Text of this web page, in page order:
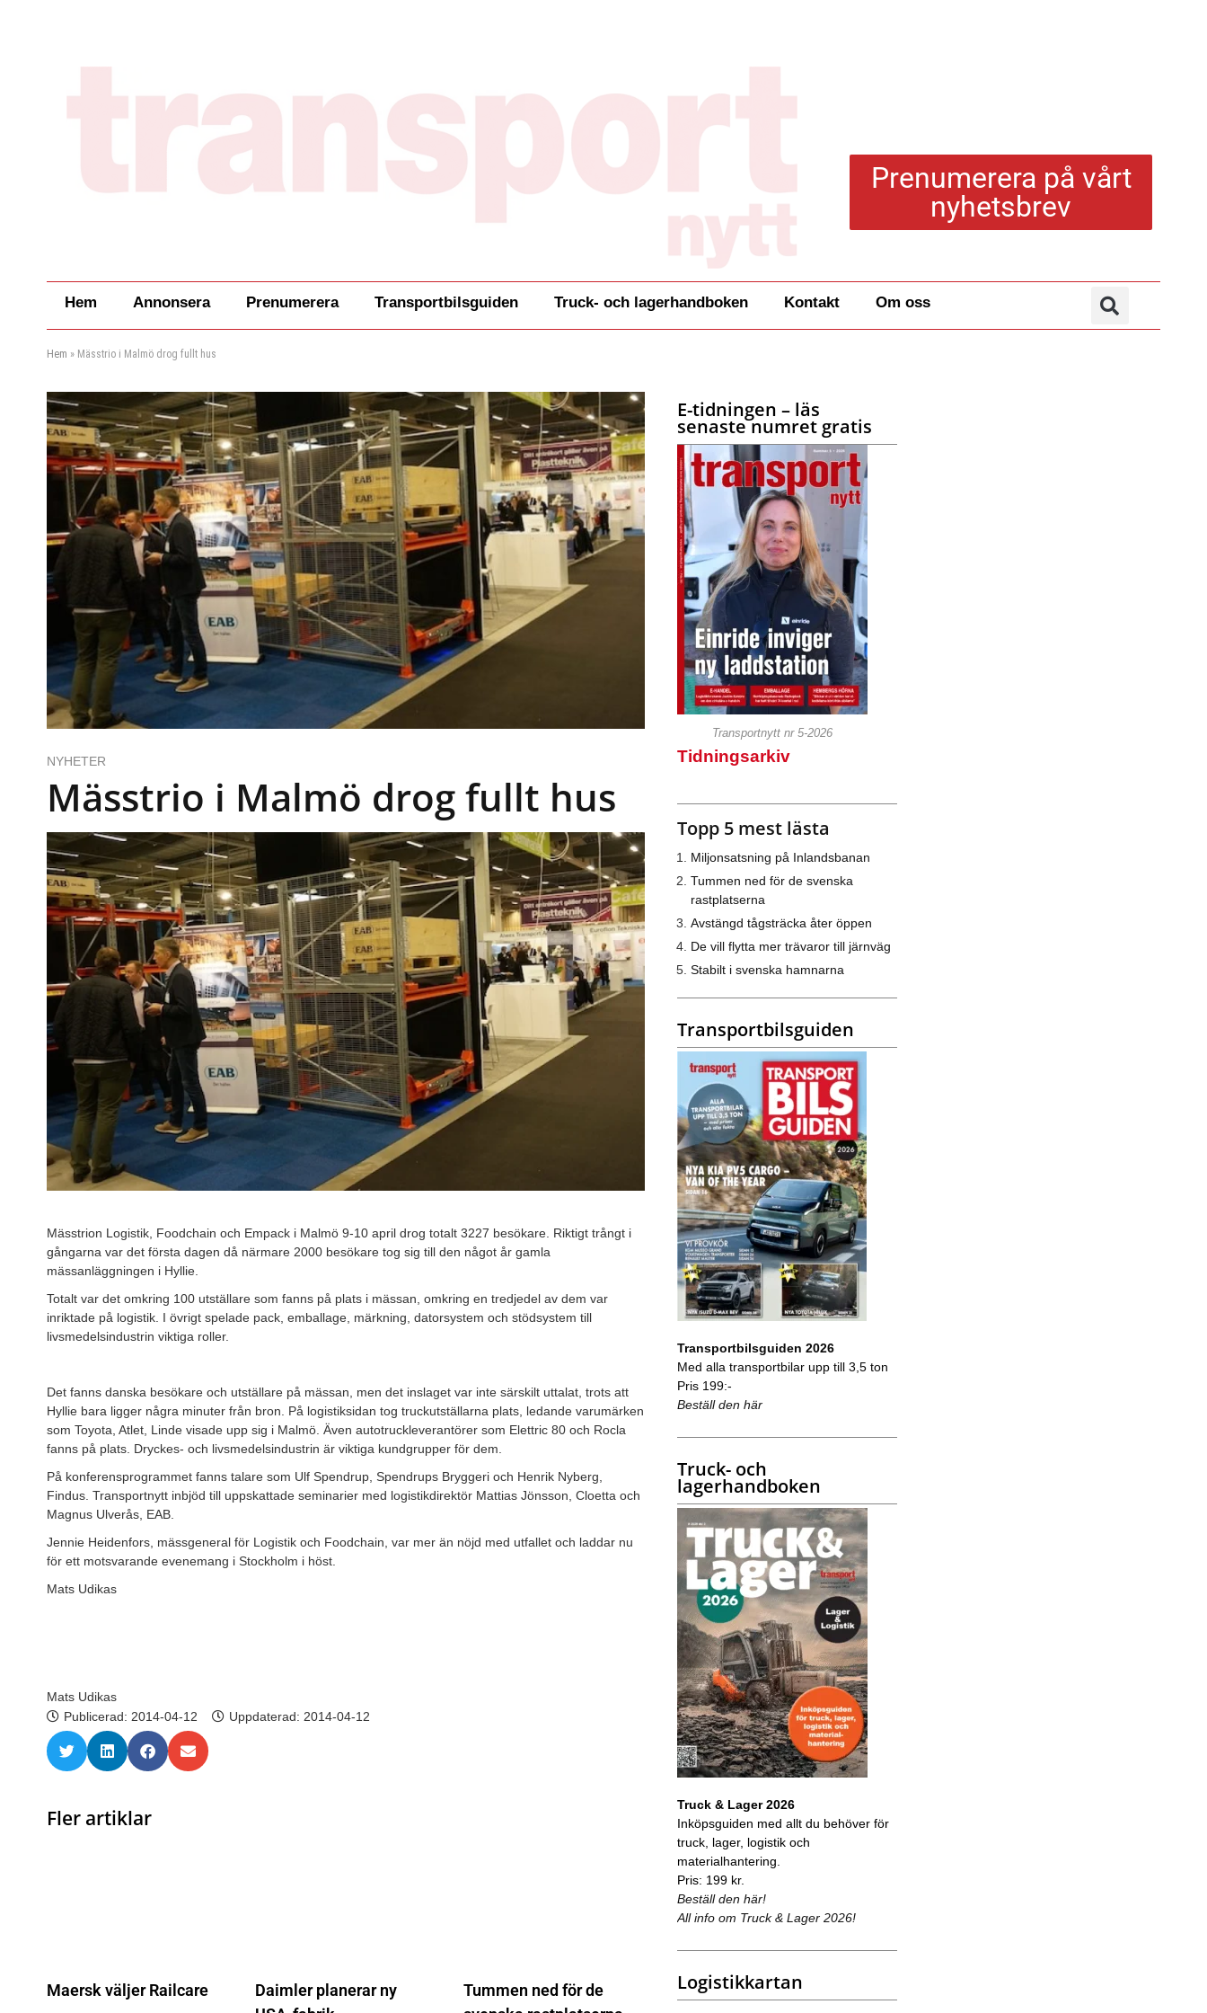
Prenumerera på vårt
nyhetsbrev
Hem Annonsera Prenumerera Transportbilsguiden Truck- och lagerhandboken Kontakt Om oss
Hem » Mässtrio i Malmö drog fullt hus
NYHETER
Mässtrio i Malmö drog fullt hus
Mässtrion Logistik, Foodchain och Empack i Malmö 9-10 april drog totalt 3227 besökare. Riktigt trångt i
gångarna var det första dagen då närmare 2000 besökare tog sig till den något år gamla
mässanläggningen i Hyllie.
Totalt var det omkring 100 utställare som fanns på plats i mässan, omkring en tredjedel av dem var
inriktade på logistik. I övrigt spelade pack, emballage, märkning, datorsystem och stödsystem till
livsmedelsindustrin viktiga roller.
Det fanns danska besökare och utställare på mässan, men det inslaget var inte särskilt uttalat, trots att
Hyllie bara ligger några minuter från bron. På logistiksidan tog truckutställarna plats, ledande varumärken
som Toyota, Atlet, Linde visade upp sig i Malmö. Även autotruckleverantörer som Elettric 80 och Rocla
fanns på plats. Dryckes- och livsmedelsindustrin är viktiga kundgrupper för dem.
På konferensprogrammet fanns talare som Ulf Spendrup, Spendrups Bryggeri och Henrik Nyberg,
Findus. Transportnytt inbjöd till uppskattade seminarier med logistikdirektör Mattias Jönsson, Cloetta och
Magnus Ulverås, EAB.
Jennie Heidenfors, mässgeneral för Logistik och Foodchain, var mer än nöjd med utfallet och laddar nu
för ett motsvarande evenemang i Stockholm i höst.
Mats Udikas
Mats Udikas
Publicerad: 2014-04-12 Uppdaterad: 2014-04-12
Fler artiklar
Maersk väljer Railcare
Daimler planerar ny
Tummen ned för de
E-tidningen – läs
senaste numret gratis
Transportnytt nr 5-2026
Tidningsarkiv
Topp 5 mest lästa
Miljonsatsning på Inlandsbanan
Tummen ned för de svenska
rastplatserna
Avstängd tågsträcka åter öppen
De vill flytta mer trävaror till järnväg
Stabilt i svenska hamnarna
Transportbilsguiden
Transportbilsguiden 2026
Med alla transportbilar upp till 3,5 ton
Pris 199:-
Beställ den här
Truck- och
lagerhandboken
Truck & Lager 2026
Inköpsguiden med allt du behöver för
truck, lager, logistik och
materialhantering.
Pris: 199 kr.
Beställ den här!
All info om Truck & Lager 2026!
Logistikkartan